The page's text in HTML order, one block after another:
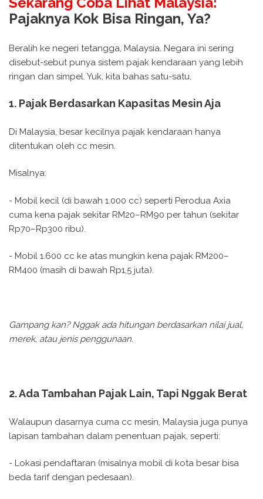
Pajaknya Kok Bisa Ringan, Ya?
Beralih ke negeri tetangga, Malaysia. Negara ini sering
disebut-sebut punya sistem pajak kendaraan yang lebih
ringan dan simpel. Yuk, kita bahas satu-satu.
1. Pajak Berdasarkan Kapasitas Mesin Aja
Di Malaysia, besar kecilnya pajak kendaraan hanya
ditentukan oleh cc mesin.
Misalnya:
- Mobil kecil (di bawah 1.000 cc) seperti Perodua Axia
cuma kena pajak sekitar RM20–RM90 per tahun (sekitar
Rp70–Rp300 ribu).
- Mobil 1.600 cc ke atas mungkin kena pajak RM200–
RM400 (masih di bawah Rp1,5 juta).
Gampang kan? Nggak ada hitungan berdasarkan nilai jual,
merek, atau jenis penggunaan.
2. Ada Tambahan Pajak Lain, Tapi Nggak Berat
Walaupun dasarnya cuma cc mesin, Malaysia juga punya
lapisan tambahan dalam penentuan pajak, seperti:
- Lokasi pendaftaran (misalnya mobil di kota besar bisa
beda tarif dengan pedesaan).